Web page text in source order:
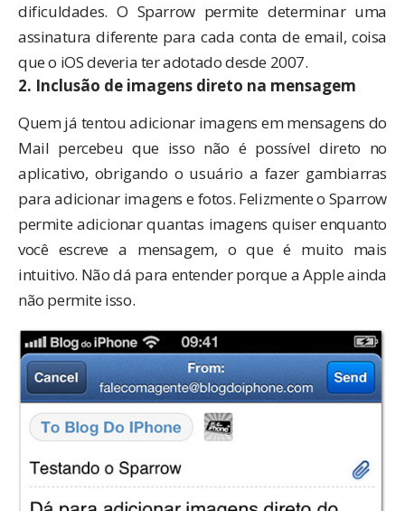
dificuldades. O Sparrow permite determinar uma
assinatura diferente para cada conta de email, coisa
que o iOS deveria ter adotado desde 2007.
2. Inclusão de imagens direto na mensagem
Quem já tentou adicionar imagens em mensagens do
Mail percebeu que isso não é possível direto no
aplicativo, obrigando o usuário a fazer gambiarras
para adicionar imagens e fotos. Felizmente o Sparrow
permite adicionar quantas imagens quiser enquanto
você escreve a mensagem, o que é muito mais
intuitivo. Não dá para entender porque a Apple ainda
não permite isso.